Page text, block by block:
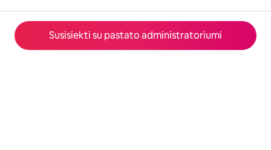
Susisiekti su pastato administratoriumi